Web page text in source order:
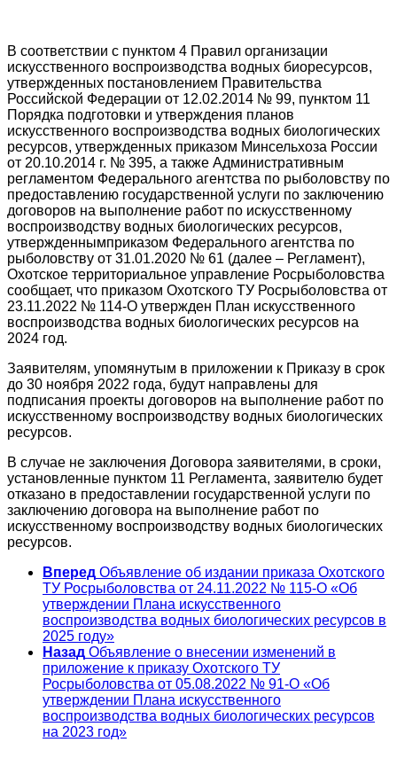
В соответствии с пунктом 4 Правил организации
искусственного воспроизводства водных биоресурсов,
утвержденных постановлением Правительства
Российской Федерации от 12.02.2014 № 99, пунктом 11
Порядка подготовки и утверждения планов
искусственного воспроизводства водных биологических
ресурсов, утвержденных приказом Минсельхоза России
от 20.10.2014 г. № 395, а также Административным
регламентом Федерального агентства по рыболовству по
предоставлению государственной услуги по заключению
договоров на выполнение работ по искусственному
воспроизводству водных биологических ресурсов,
утвержденнымприказом Федерального агентства по
рыболовству от 31.01.2020 № 61 (далее – Регламент),
Охотское территориальное управление Росрыболовства
сообщает, что приказом Охотского ТУ Росрыболовства от
23.11.2022 № 114-О утвержден План искусственного
воспроизводства водных биологических ресурсов на
2024 год.
Заявителям, упомянутым в приложении к Приказу в срок
до 30 ноября 2022 года, будут направлены для
подписания проекты договоров на выполнение работ по
искусственному воспроизводству водных биологических
ресурсов.
В случае не заключения Договора заявителями, в сроки,
установленные пунктом 11 Регламента, заявителю будет
отказано в предоставлении государственной услуги по
заключению договора на выполнение работ по
искусственному воспроизводству водных биологических
ресурсов.
Вперед Объявление об издании приказа Охотского
ТУ Росрыболовства от 24.11.2022 № 115-О «Об
утверждении Плана искусственного
воспроизводства водных биологических ресурсов в
2025 году»
Назад Объявление о внесении изменений в
приложение к приказу Охотского ТУ
Росрыболовства от 05.08.2022 № 91-О «Об
утверждении Плана искусственного
воспроизводства водных биологических ресурсов
на 2023 год»